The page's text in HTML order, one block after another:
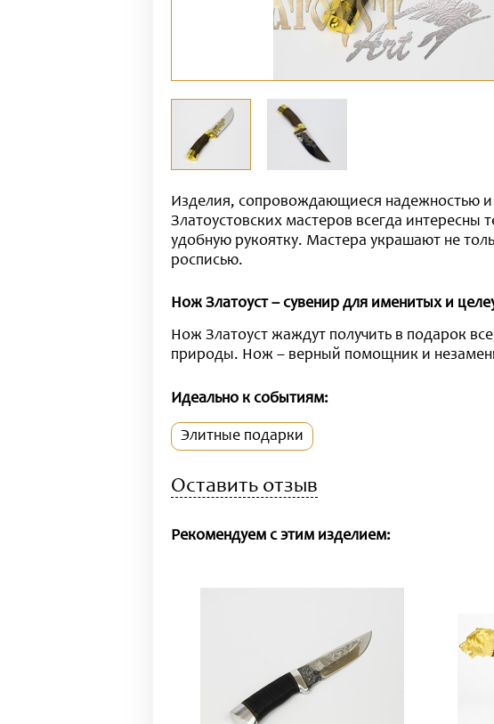
Изделия, сопровождающиеся надежностью
Златоустовских мастеров всегда
удобную рукоятку. Мастера украшают не
росписью.
Нож Златоуст – сувенир для именитых и
Нож Златоуст жаждут получить в подарок
природы. Нож – верный помощник и
Идеально к событиям:
Элитные подарки
Оставить отзыв
Рекомендуем с этим изделием: